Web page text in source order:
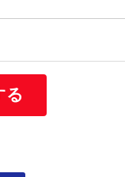
で利用いたします。